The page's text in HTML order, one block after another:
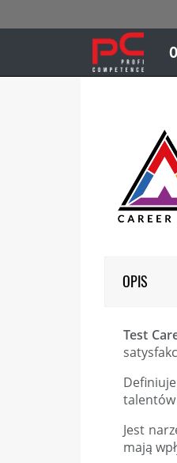
OPIS
Test
Jest
mają